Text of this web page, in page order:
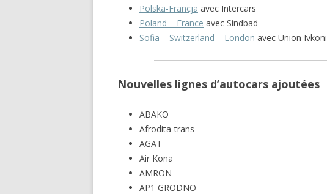
Polska-Francja avec Intercars
Poland – France avec Sindbad
Sofia – Switzerland – London avec Union Ivkoni
Nouvelles lignes d’autocars ajoutées
ABAKO
Afrodita-trans
AGAT
Air Kona
AMRON
AP1 GRODNO